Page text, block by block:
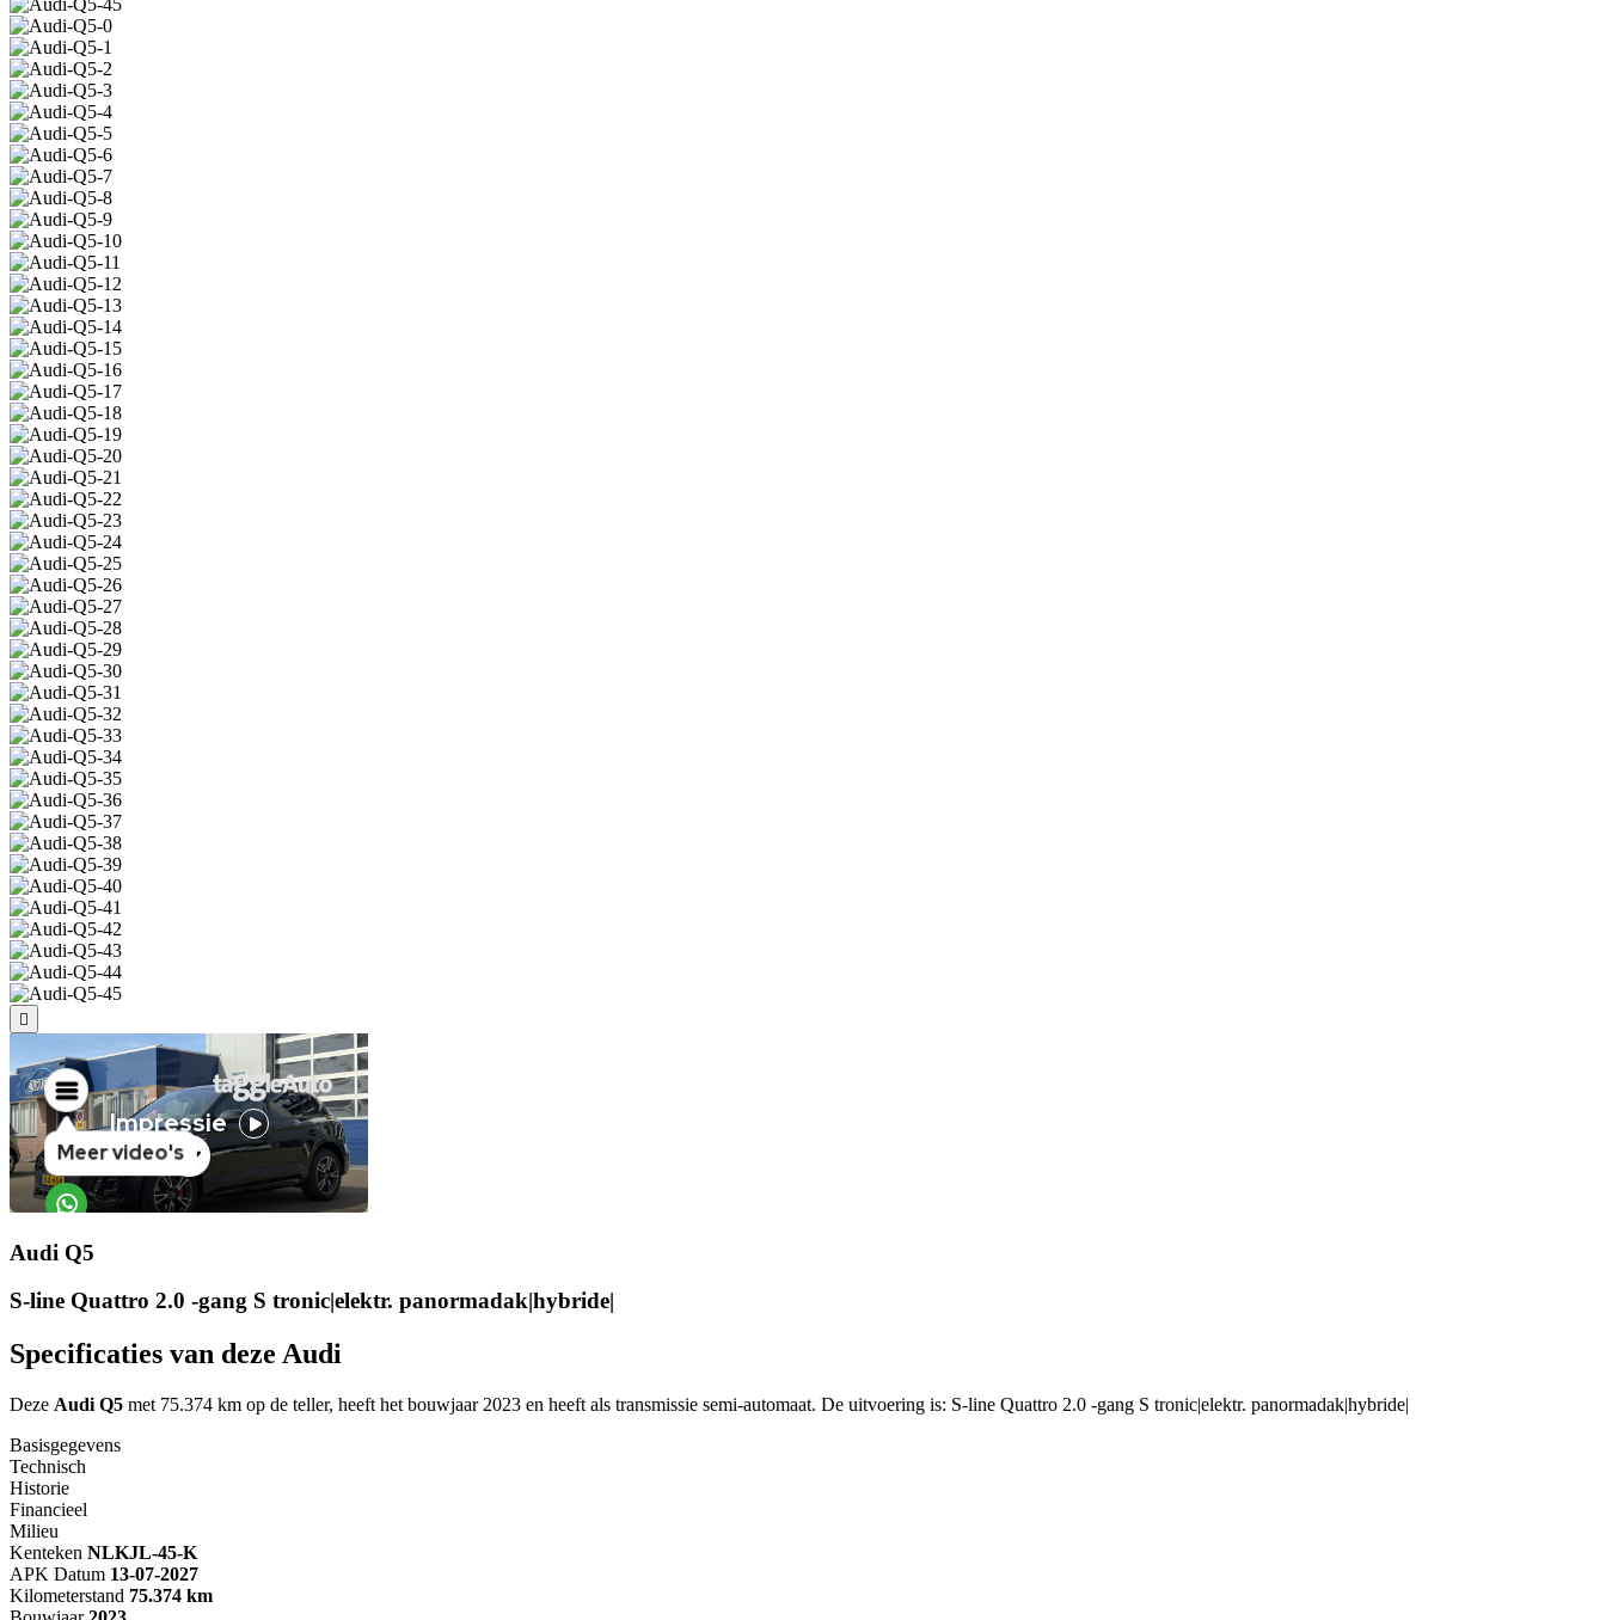
Audi Q5
S-line Quattro 2.0 -gang S tronic|elektr. panormadak|hybride|
Specificaties van deze Audi
Deze Audi Q5 met 75.374 km op de teller, heeft het bouwjaar 2023 en heeft als transmissie semi-automaat. De uitvoering is: S-line Quattro 2.0 -gang S tronic|elektr. panormadak|hybride|
Basisgegevens
Technisch
Historie
Financieel
Milieu
Kenteken NLKJL-45-K
APK Datum 13-07-2027
Kilometerstand 75.374 km